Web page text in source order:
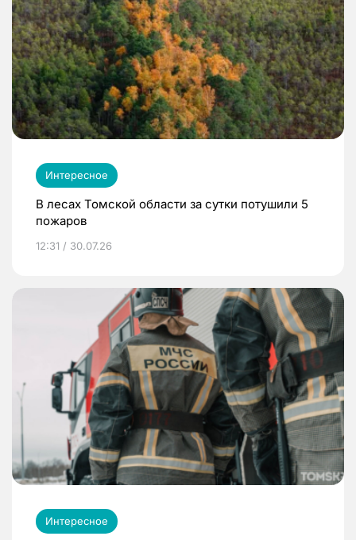
Интересное
В лесах Томской области за сутки потушили 5
пожаров
12:31 / 30.07.26
Интересное